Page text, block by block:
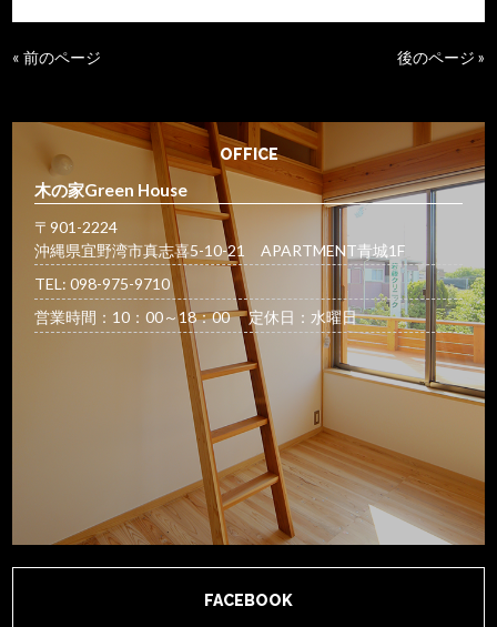
« 前のページ 後のページ »
OFFICE
木の家Green House
〒901-2224
沖縄県宜野湾市真志喜5-10-21 APARTMENT青城1F
TEL: 098-975-9710
営業時間：10：00～18：00 定休日：水曜日
FACEBOOK